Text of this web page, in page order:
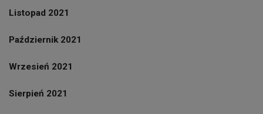
Listopad 2021
Październik 2021
Wrzesień 2021
Sierpień 2021